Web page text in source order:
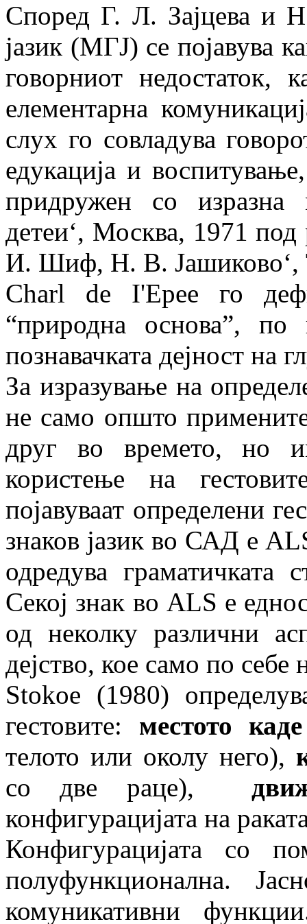
Според Г. Л. Зајцева и
јазик (МГЈ) се појавува
говорниот недостаток,
елементарна
слух го совладува
едукација и
придружен со изразна
детеи‘, Москва, 1971
И. Шиф, Н. В. Јашиково‘,
Charl de I'Epee го
“природна основа”, по
познавачката дејност на
За изразување на
не само општо
друг во времето, но
користење на
појавуваат определени
знаков јазик во САД е
одредува граматичката
Секој знак во ALS е
од неколку различни
дејство, кое само по
Stokoe (1980)
гестовите: местото
телото или околу него),
со две раце),
конфигурацијата на
Конфигурацијата со
полуфункционална.
комуникативни